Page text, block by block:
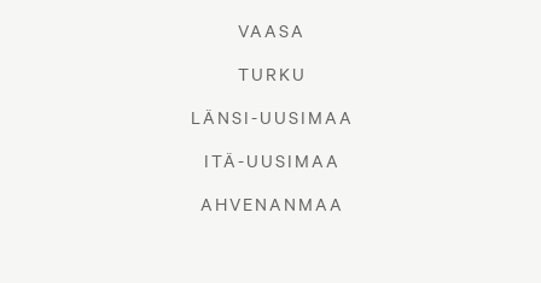
VAASA
TURKU
LÄNSI-UUSIMAA
ITÄ-UUSIMAA
AHVENANMAA